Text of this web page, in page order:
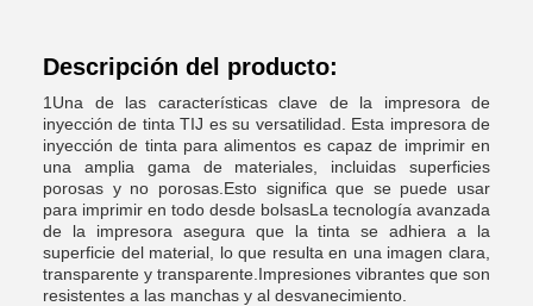
Descripción del producto:
1Una de las características clave de la impresora de
inyección de tinta TIJ es su versatilidad. Esta impresora de
inyección de tinta para alimentos es capaz de imprimir en
una amplia gama de materiales, incluidas superficies
porosas y no porosas.Esto significa que se puede usar
para imprimir en todo desde bolsasLa tecnología avanzada
de la impresora asegura que la tinta se adhiera a la
superficie del material, lo que resulta en una imagen clara,
transparente y transparente.Impresiones vibrantes que son
resistentes a las manchas y al desvanecimiento.